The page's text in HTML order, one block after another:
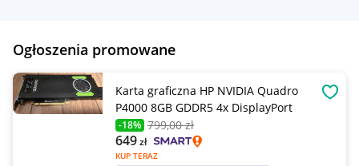
Ogłoszenia promowane
Karta graficzna HP NVIDIA Quadro
P4000 8GB GDDR5 4x DisplayPort
-18% 799,00 zł
KUP TERAZ
649zł